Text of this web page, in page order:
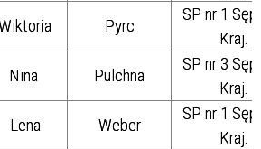
Pyrc
SP nr 1
Kraj.
Nina Pulchna
SP nr 3
Kraj.
Lena Weber
SP nr 1
Kraj.